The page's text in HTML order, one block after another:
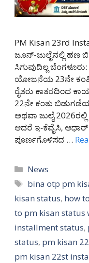
PM Kisan 23rd
ಜೂನ್-ಜುಲೈನಲ್ಲಿ ಹಣ
ಸಿಗುವುದಿಲ್ಲ
ಯೋಜನೆಯ 23ನೇ
ರೈತರು ಕಾತರದಿಂದ
22ನೇ ಕಂತು
ಅಥವಾ ಜುಲೈ
ಆದರೆ ಇ-ಕೆವೈಸಿ,
ಪೂರ್ಣಗೊಳಿಸದ …
Categories
News
Tags
bina otp pm
kisan status, how
to pm kisan status
installment status,
status, pm kisan
pm kisan 22st